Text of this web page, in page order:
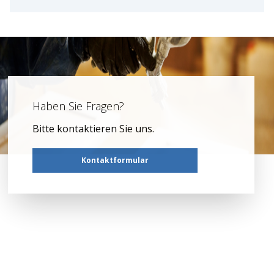
Haben Sie Fragen?
Bitte kontaktieren Sie uns.
Kontaktformular